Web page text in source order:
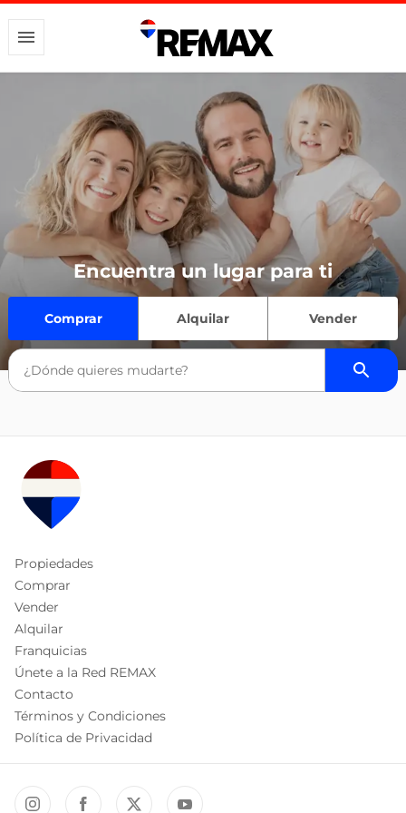
Encuentra un lugar para ti
Comprar Alquilar Vender
Propiedades
Comprar
Vender
Alquilar
Franquicias
Únete a la Red REMAX
Contacto
Términos y Condiciones
Política de Privacidad